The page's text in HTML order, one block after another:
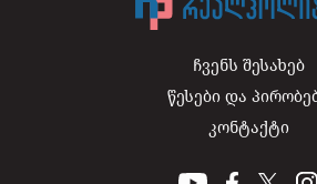
ჩვენს შესახებ
წესები და
კონტაქტი